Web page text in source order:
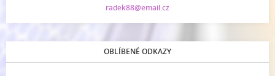
radek88@email.cz
OBLÍBENÉ ODKAZY